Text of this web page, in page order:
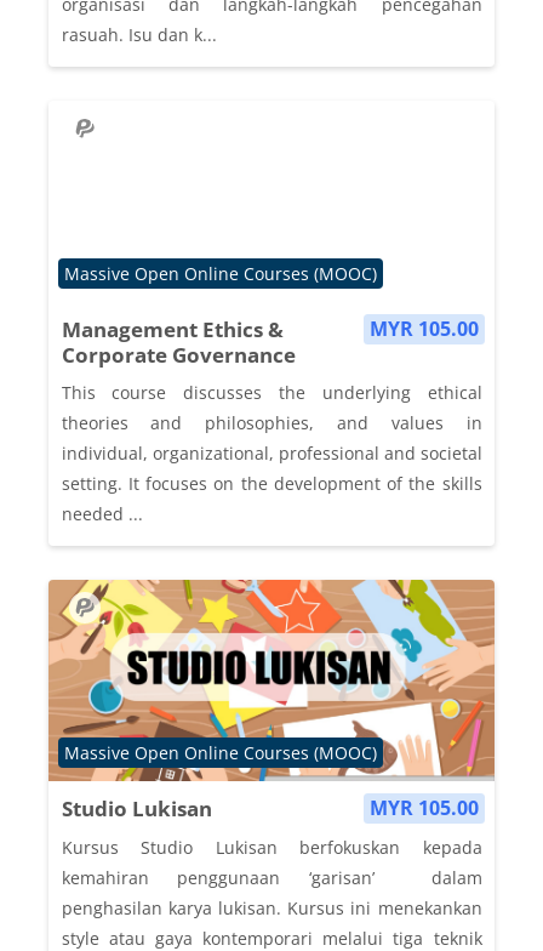
rasuah. Isu dan k...
MYR 105.00
Management Ethics &
Corporate Governance
Course category
Massive Open Online Courses (MOOC)
This course discusses the underlying ethical
theories and philosophies, and values in
individual, organizational, professional and societal
setting. It focuses on the development of the skills
needed ...
MYR 105.00
Studio Lukisan
Course category
Massive Open Online Courses (MOOC)
Kursus Studio Lukisan berfokuskan kepada
kemahiran penggunaan ‘garisan’ dalam
penghasilan karya lukisan. Kursus ini menekankan
style atau gaya kontemporari melalui tiga teknik